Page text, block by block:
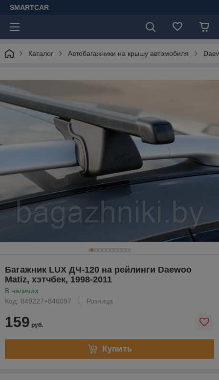
SMARTCAR
Каталог Автобагажники на крышу автомобиля
Багажник LUX ДЧ-120 на рейлинги Daewoo
Matiz, хэтчбек, 1998-2011
В наличии
Код: 849227+846097
Розница
159 руб.
Купить